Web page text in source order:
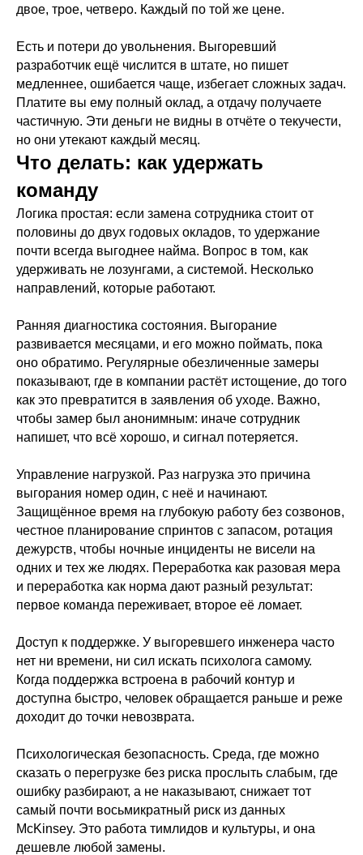
двое, трое, четверо. Каждый по той же цене.
Есть и потери до увольнения. Выгоревший
разработчик ещё числится в штате, но пишет
медленнее, ошибается чаще, избегает сложных задач.
Платите вы ему полный оклад, а отдачу получаете
частичную. Эти деньги не видны в отчёте о текучести,
но они утекают каждый месяц.
Что делать: как удержать
команду
Логика простая: если замена сотрудника стоит от
половины до двух годовых окладов, то удержание
почти всегда выгоднее найма. Вопрос в том, как
удерживать не лозунгами, а системой. Несколько
направлений, которые работают.
Ранняя диагностика состояния. Выгорание
развивается месяцами, и его можно поймать, пока
оно обратимо. Регулярные обезличенные замеры
показывают, где в компании растёт истощение, до того
как это превратится в заявления об уходе. Важно,
чтобы замер был анонимным: иначе сотрудник
напишет, что всё хорошо, и сигнал потеряется.
Управление нагрузкой. Раз нагрузка это причина
выгорания номер один, с неё и начинают.
Защищённое время на глубокую работу без созвонов,
честное планирование спринтов с запасом, ротация
дежурств, чтобы ночные инциденты не висели на
одних и тех же людях. Переработка как разовая мера
и переработка как норма дают разный результат:
первое команда переживает, второе её ломает.
Доступ к поддержке. У выгоревшего инженера часто
нет ни времени, ни сил искать психолога самому.
Когда поддержка встроена в рабочий контур и
доступна быстро, человек обращается раньше и реже
доходит до точки невозврата.
Психологическая безопасность. Среда, где можно
сказать о перегрузке без риска прослыть слабым, где
ошибку разбирают, а не наказывают, снижает тот
самый почти восьмикратный риск из данных
McKinsey. Это работа тимлидов и культуры, и она
дешевле любой замены.